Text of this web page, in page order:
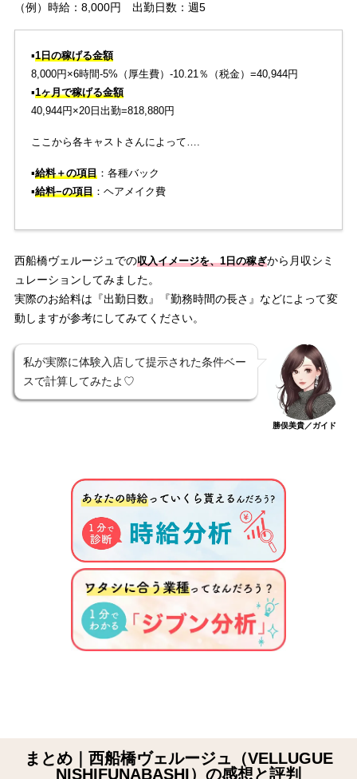
（例）時給：8,000円 出勤日数：週5
▪️1日の稼げる金額
8,000円×6時間-5%（厚生費）-10.21％（税金）=40,944円
▪️1ヶ月で稼げる金額
40,944円×20日出勤=818,880円
ここから各キャストさんによって….
▪️給料＋の項目：各種バック
▪️給料−の項目：ヘアメイク費
西船橋ヴェルージュでの収入イメージを、1日の稼ぎから月収シミ
ュレーションしてみました。
実際のお給料は『出勤日数』『勤務時間の長さ』などによって変
動しますが参考にしてみてください。
私が実際に体験入店して提示された条件ベー
スで計算してみたよ♡
勝俣美貴／ガイド
まとめ｜西船橋ヴェルージュ（VELLUGUE
NISHIFUNABASHI）の感想と評判